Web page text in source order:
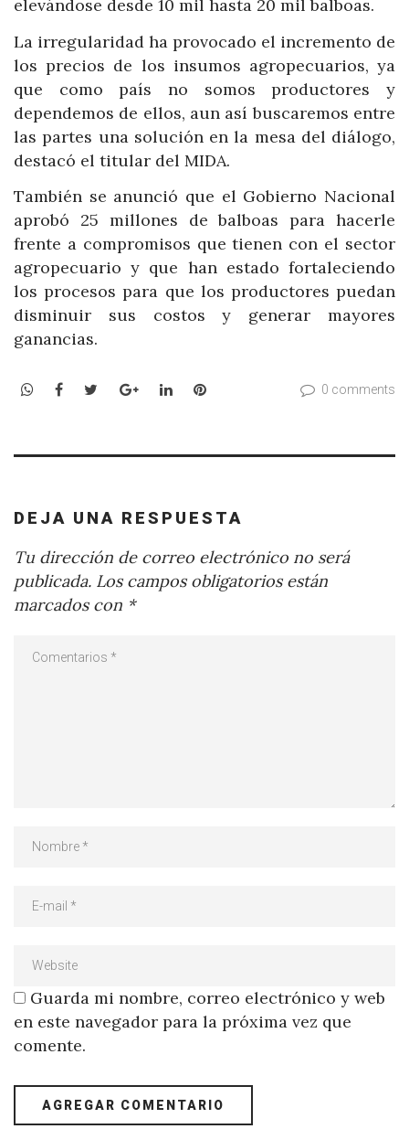
elevándose desde 10 mil hasta 20 mil balboas.
La irregularidad ha provocado el incremento de
los precios de los insumos agropecuarios, ya
que como país no somos productores y
dependemos de ellos, aun así buscaremos entre
las partes una solución en la mesa del diálogo,
destacó el titular del MIDA.
También se anunció que el Gobierno Nacional
aprobó 25 millones de balboas para hacerle
frente a compromisos que tienen con el sector
agropecuario y que han estado fortaleciendo
los procesos para que los productores puedan
disminuir sus costos y generar mayores
ganancias.
WhatsApp
Facebook
TwitterGoogle+LinkedInPinterest 0 comments
DEJA UNA RESPUESTA
Tu dirección de correo electrónico no será
publicada. Los campos obligatorios están
marcados con *
Guarda mi nombre, correo electrónico y web
en este navegador para la próxima vez que
comente.